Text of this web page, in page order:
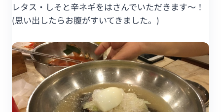
レタス・しそと辛ネギをはさんでいただきます～！
(思い出したらお腹がすいてきました。)